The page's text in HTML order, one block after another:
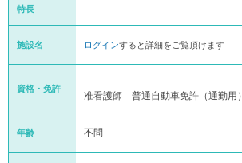
特長
施設名 ログインすると詳細をご覧頂けます
資格・免許
准看護師 普通自動車免許（通勤用）
年齢 不問